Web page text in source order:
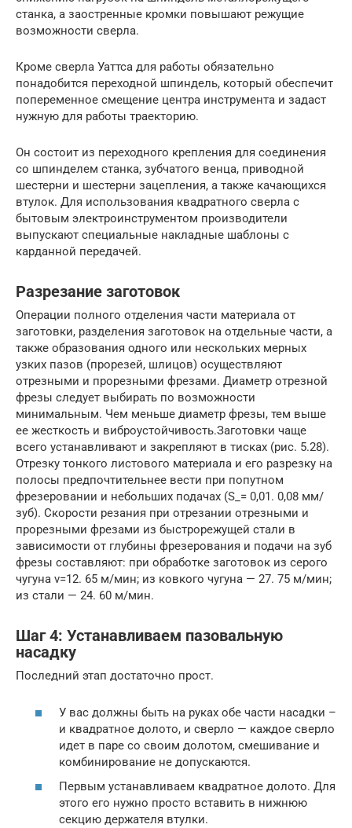
станка, а заостренные кромки повышают режущие
возможности сверла.
Кроме сверла Уаттса для работы обязательно
понадобится переходной шпиндель, который обеспечит
попеременное смещение центра инструмента и задаст
нужную для работы траекторию.
Он состоит из переходного крепления для соединения
со шпинделем станка, зубчатого венца, приводной
шестерни и шестерни зацепления, а также качающихся
втулок. Для использования квадратного сверла с
бытовым электроинструментом производители
выпускают специальные накладные шаблоны с
карданной передачей.
Разрезание заготовок
Операции полного отделения части материала от
заготовки, разделения заготовок на отдельные части, а
также образования одного или нескольких мерных
узких пазов (прорезей, шлицов) осуществляют
отрезными и прорезными фрезами. Диаметр отрезной
фрезы следует выбирать по возможности
минимальным. Чем меньше диаметр фрезы, тем выше
ее жесткость и виброустойчивость.Заготовки чаще
всего устанавливают и закрепляют в тисках (рис. 5.28).
Отрезку тонкого листового материала и его разрезку на
полосы предпочтительнее вести при попутном
фрезеровании и небольших подачах (S_= 0,01. 0,08 мм/
зуб). Скорости резания при отрезании отрезными и
прорезными фрезами из быстрорежущей стали в
зависимости от глубины фрезерования и подачи на зуб
фрезы составляют: при обработке заготовок из серого
чугуна v=12. 65 м/мин; из ковкого чугуна — 27. 75 м/мин;
из стали — 24. 60 м/мин.
Шаг 4: Устанавливаем пазовальную
насадку
Последний этап достаточно прост.
У вас должны быть на руках обе части насадки –
и квадратное долото, и сверло — каждое сверло
идет в паре со своим долотом, смешивание и
комбинирование не допускаются.
Первым устанавливаем квадратное долото. Для
этого его нужно просто вставить в нижнюю
секцию держателя втулки.